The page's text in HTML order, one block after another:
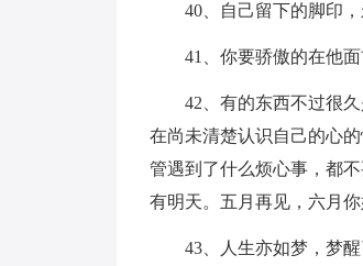
40、自己留下的脚印
41、你要骄傲的在他
42、有的东西不过很
在尚未清楚认识自己的心
管遇到了什么烦心事，都
有明天。五月再见，六月你
43、人生亦如梦，梦